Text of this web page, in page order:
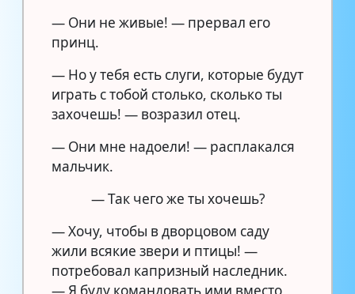
— Они не живые! — прервал его
принц.
— Но у тебя есть слуги, которые будут
играть с тобой столько, сколько ты
захочешь! — возразил отец.
— Они мне надоели! — расплакался
мальчик.
— Так чего же ты хочешь?
— Хочу, чтобы в дворцовом саду
жили всякие звери и птицы! —
потребовал капризный наследник.